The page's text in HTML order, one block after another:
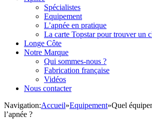
Spécialistes
Equipement
L’apnée en pratique
La carte Topstar pour trouver un
Longe Côte
Notre Marque
Qui sommes-nous ?
Fabrication française
Vidéos
Nous contacter
Navigation:Accueil»Equipement»Quel
l’apnée ?